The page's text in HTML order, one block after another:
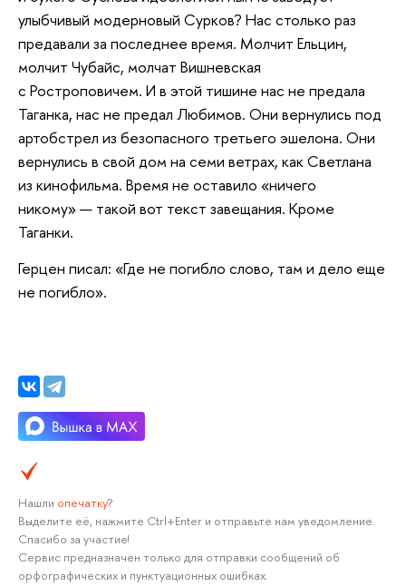
улыбчивый модерновый Сурков? Нас столько раз
предавали за последнее время. Молчит Ельцин,
молчит Чубайс, молчат Вишневская
с Ростроповичем. И в этой тишине нас не предала
Таганка, нас не предал Любимов. Они вернулись под
артобстрел из безопасного третьего эшелона. Они
вернулись в свой дом на семи ветрах, как Светлана
из кинофильма. Время не оставило «ничего
никому» — такой вот текст завещания. Кроме
Таганки.
Герцен писал: «Где не погибло слово, там и дело еще
не погибло».
Нашли опечатку?
Выделите её, нажмите Ctrl+Enter и отправьте нам уведомление.
Спасибо за участие!
Сервис предназначен только для отправки сообщений об
орфографических и пунктуационных ошибках.